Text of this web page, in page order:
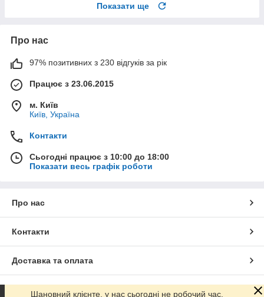
Показати ще
Про нас
97% позитивних з 230 відгуків за рік
Працює з 23.06.2015
м. Київ
Київ, Україна
Контакти
Сьогодні працює з 10:00 до 18:00
Показати весь графік роботи
Про нас
Контакти
Доставка та оплата
Графік роботи
Шановний клієнте, у нас сьогодні не робочий час.